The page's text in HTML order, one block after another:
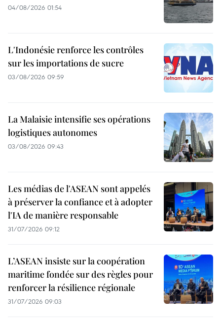
04/08/2026 01:54
L'Indonésie renforce les contrôles
sur les importations de sucre
03/08/2026 09:59
La Malaisie intensifie ses opérations
logistiques autonomes
03/08/2026 09:43
Les médias de l'ASEAN sont appelés
à préserver la confiance et à adopter
l'IA de manière responsable
31/07/2026 09:12
L’ASEAN insiste sur la coopération
maritime fondée sur des règles pour
renforcer la résilience régionale
31/07/2026 09:03